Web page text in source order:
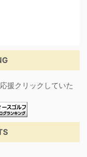
援クリックしていた